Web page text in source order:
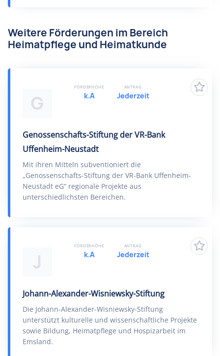
Weitere Förderungen im Bereich
Heimatpflege und Heimatkunde
G
Genossenschafts-Stiftung der VR-Bank
Uffenheim-Neustadt
Mit ihren Mitteln subventioniert die
„Genossenschafts-Stiftung der VR-Bank Uffenheim-
Neustadt eG“ regionale Projekte aus
unterschiedlichsten Bereichen.
FÖRDERHÖHE
k.A
ANTRAG
Jederzeit
J
Johann-Alexander-Wisniewsky-Stiftung
Die Johann-Alexander-Wisniewsky-Stiftung
unterstützt kulturelle und wissenschaftliche Projekte
sowie Bildung, Heimatpflege und Hospizarbeit im
Emsland.
FÖRDERHÖHE
k.A
ANTRAG
Jederzeit